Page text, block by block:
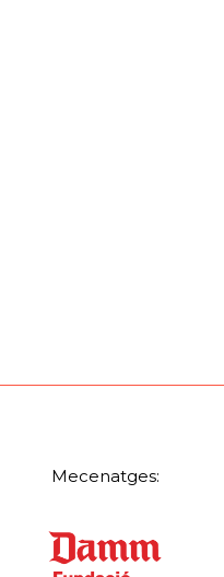
Mecenatges: